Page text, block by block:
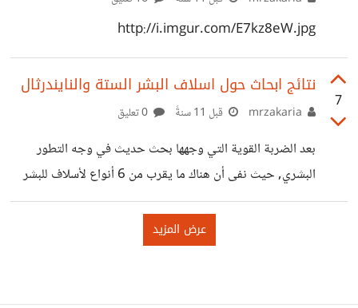
http://i.imgur.com/E7kz8eW.jpg
7
نتائج ابحاث حول اسلاف البشر الستة والنايندرثال
قبل 11 سنةً
بعد الضربة القوية التي وجهها بحث حديث في وجه التطور
البشري, حيث نفى أن هناك ما يقرب من 6 أنواع لأسلاف للبشر
التي كانوا يعتمدون عليها كدليل على التطور وأثبت أن كل تلك
الأنواع تعود إلى نوع واحد فقط وإنما هي مجرد إختلافات كتلك
التي نراها في البشر الحاليين, رابط البحث
skull-glimpse-evolution.html